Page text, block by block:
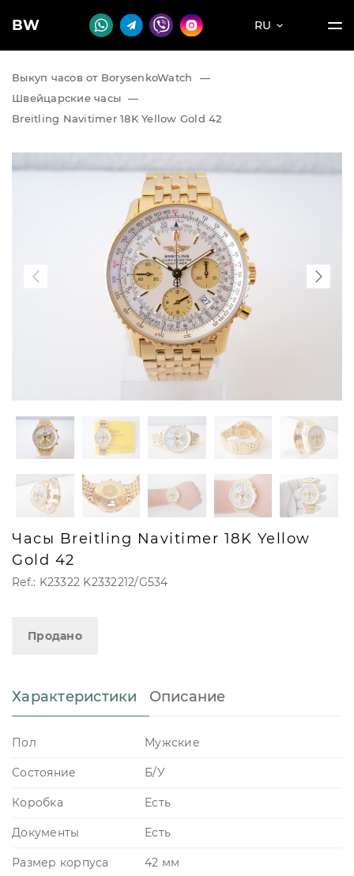
BW RU
Выкуп часов от BorysenkoWatch
—
Швейцарские часы —
Breitling Navitimer 18K Yellow Gold 42
Часы Breitling Navitimer 18K Yellow
Gold 42
Ref.: K23322 K2332212/G534
Продано
Характеристики Описание
Пол Мужские
Состояние Б/У
Коробка Есть
Документы Есть
Размер корпуса 42 мм